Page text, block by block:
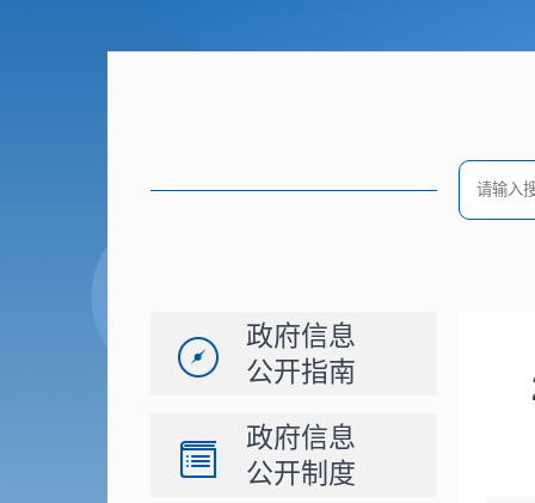
政府信息
公开指南
政府信息
公开制度